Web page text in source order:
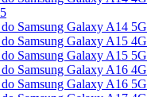
Samsung Galaxy A14
Samsung Galaxy A15
Samsung Galaxy A15
Samsung Galaxy A16
Samsung Galaxy A16